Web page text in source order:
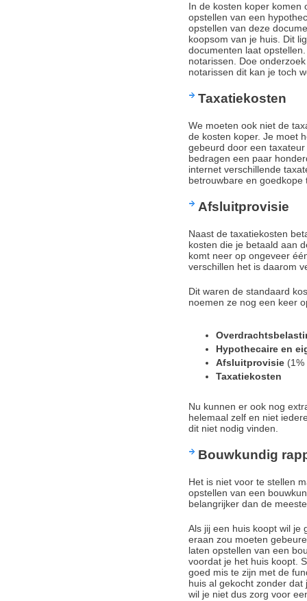
In de kosten koper komen
opstellen van een
opstellen van deze
koopsom van je huis. Dit
documenten laat
notarissen. Doe
notarissen dit kan je toch
Taxatiekosten
We moeten ook niet de
de kosten koper. Je moet
gebeurd door een
bedragen een paar
internet verschillende
betrouwbare en goedkope
Afsluitprovisie
Naast de taxatiekosten
kosten die je betaald aan
komt neer op ongeveer
verschillen het is daarom
Dit waren de standaard
noemen ze nog een keer
Hypothecaire en
Afsluitprovisie
Taxatiekosten
Nu kunnen er ook nog
helemaal zelf en niet
dit niet nodig vinden.
Bouwkundig
Het is niet voor te stellen
opstellen van een
belangrijker dan de
Als jij een huis koopt wil je
eraan zou moeten
laten opstellen van een
voordat je het huis koopt.
goed mis te zijn met de
huis al gekocht zonder
wil je niet dus zorg voor